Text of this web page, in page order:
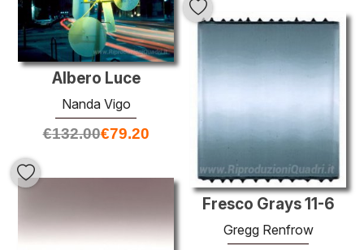
Albero Luce
Nanda Vigo
€132.00€79.20
Fresco Grays 11-6
Gregg Renfrow